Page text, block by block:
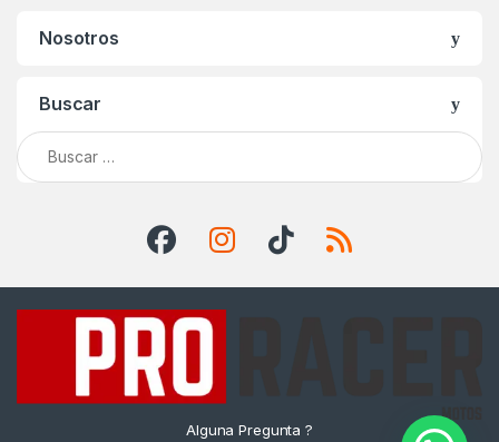
Nosotros
Buscar
Buscar:
Alguna Pregunta ?